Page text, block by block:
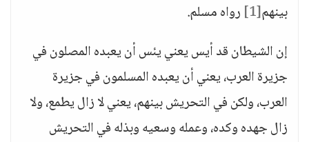
بينهم[1]
رواه مسلم.
إن الشيطان قد أيس يعني يئس أن يعبده المصلون في
جزيرة العرب، يعني أن يعبده المسلمون في جزيرة
العرب، ولكن في التحريش بينهم، يعني لا زال يطمع، ولا
زال جهده وكده، وعمله وسعيه وبذله في التحريش